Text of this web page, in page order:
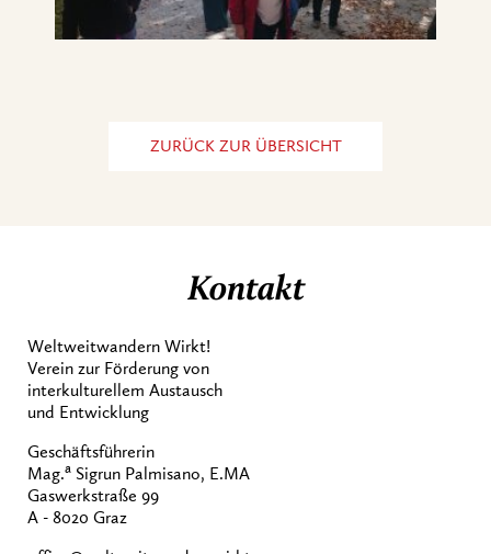
ZURÜCK ZUR ÜBERSICHT
Kontakt
Weltweitwandern Wirkt!
Verein zur Förderung von
interkulturellem Austausch
und Entwicklung
Geschäftsführerin
Mag.a Sigrun Palmisano, E.MA
Gaswerkstraße 99
A - 8020 Graz